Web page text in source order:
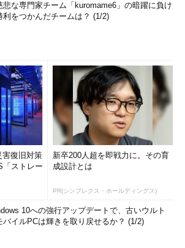
悲な専門家チーム「kuromame6」の暗躍に負け
利をつかんだチームは？ (1/2)
害復旧対策
「ストレー
新卒200人超を即戦力に。その育
成設計とは
PR(シンプレクス・ホールディングス)
10への強行アップデートで、古いウルト
バイルPCは輝きを取り戻せるか？ (1/2)